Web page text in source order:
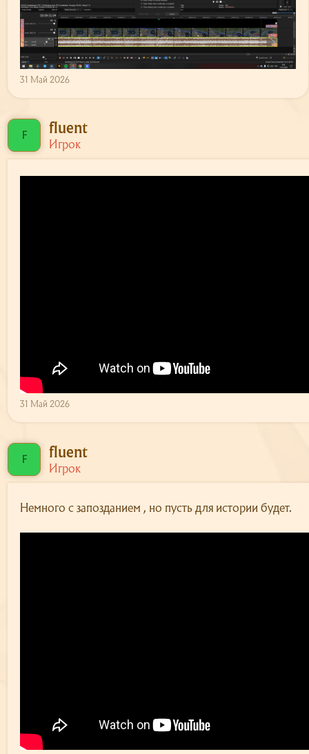
31 Май 2026
F fluent
Игрок
31 Май 2026
F fluent
Игрок
Немного с запозданием , но пусть для истории будет.